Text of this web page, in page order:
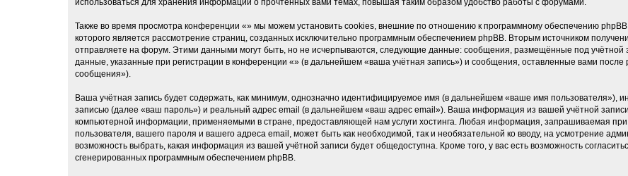
использоваться для хранения информации о прочтённых вами темах, повышая таким образом удобство работы с форумами.
Также во время просмотра конференции «» мы можем установить cookies, внешние по отношению к программному обеспечению
которого является рассмотрение страниц, созданных исключительно программным обеспечением phpBB. Вторым источником
отправляете на форум. Этими данными могут быть, но не исчерпываются, следующие данные: сообщения, размещённые под
данные, указанные при регистрации в конференции «» (в дальнейшем «ваша учётная запись») и сообщения, оставленные вами
сообщения»).
Ваша учётная запись будет содержать, как минимум, однозначно идентифицируемое имя (в дальнейшем «ваше имя пользователя»),
записью (далее «ваш пароль») и реальный адрес email (в дальнейшем «ваш адрес email»). Ваша информация из вашей учётной
компьютерной информации, применяемыми в стране, предоставляющей нам услуги хостинга. Любая информация, запрашиваемая
пользователя, вашего пароля и вашего адреса email, может быть как необходимой, так и необязательной ко вводу, на усмотрение
возможность выбрать, какая информация из вашей учётной записи будет общедоступна. Кроме того, у вас есть возможность
сгенерированных программным обеспечением phpBB.